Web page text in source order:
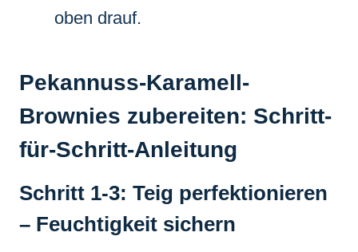
oben drauf.
Pekannuss-Karamell-
Brownies zubereiten: Schritt-
für-Schritt-Anleitung
Schritt 1-3: Teig perfektionieren
– Feuchtigkeit sichern